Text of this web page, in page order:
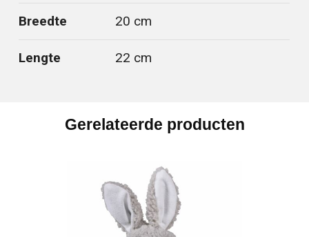
Breedte 20 cm
Lengte 22 cm
Gerelateerde producten